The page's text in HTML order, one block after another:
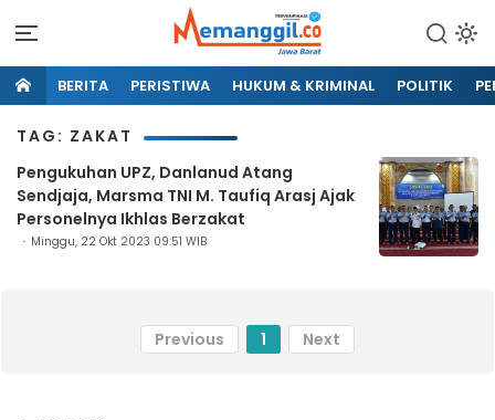
BERITA PERISTIWA HUKUM & KRIMINAL POLITIK
TAG: ZAKAT
Pengukuhan UPZ, Danlanud Atang
Sendjaja, Marsma TNI M. Taufiq Arasj Ajak
Personelnya Ikhlas Berzakat
Minggu, 22 Okt 2023 09:51 WIB
Previous 1 Next